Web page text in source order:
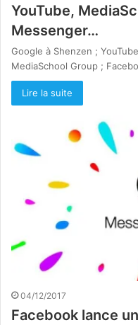
YouTube,
Messenger…
Google à Shenzen ;
MediaSchool Group ;
Lire la suite
04/12/2017
Facebook lance